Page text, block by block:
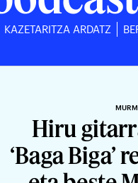
KAZETARITZA ARDATZ
Hiru
‘Baga Biga’